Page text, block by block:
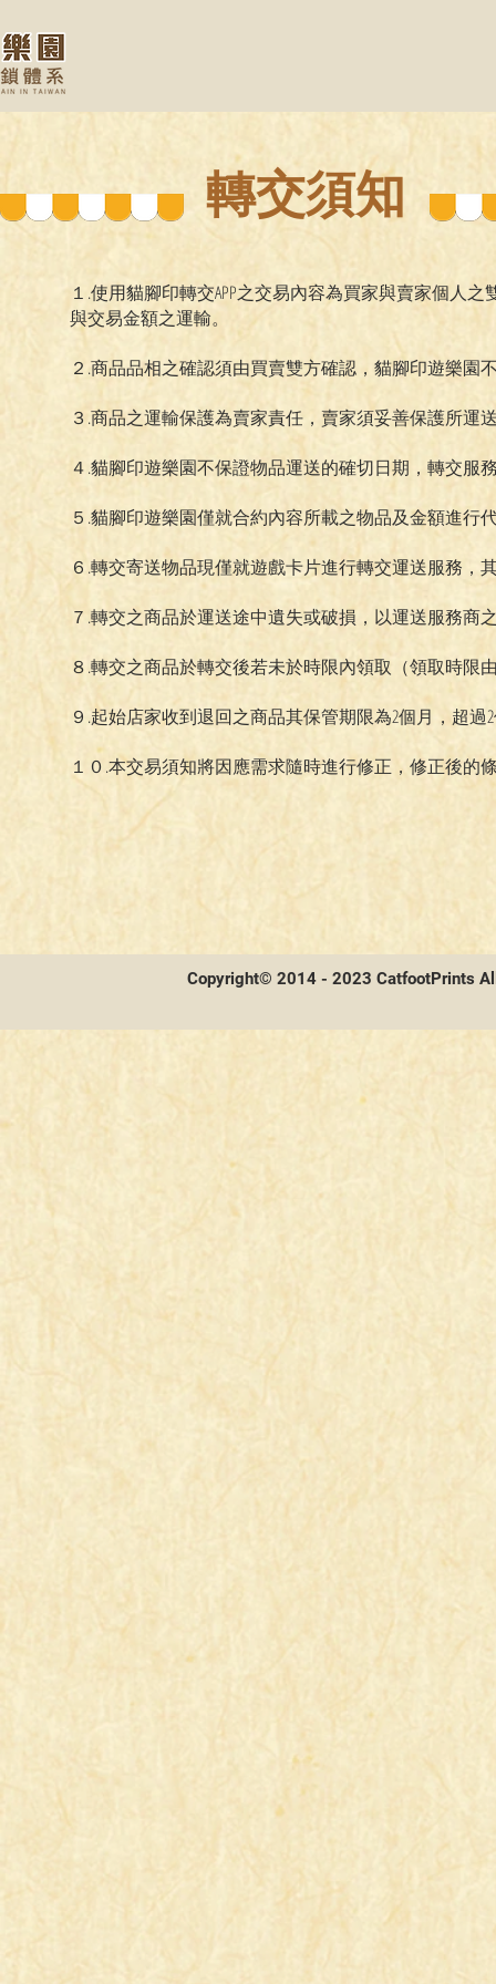
轉交須知
１.使用貓腳印轉交APP之交易內容為買家與賣家個人
與交易金額之運輸。
２.商品品相之確認須由買賣雙方確認，貓腳印遊樂園
３.商品之運輸保護為賣家責任，賣家須妥善保護所
４.貓腳印遊樂園不保證物品運送的確切日期，轉交服
５.貓腳印遊樂園僅就合約內容所載之物品及金額進
６.轉交寄送物品現僅就遊戲卡片進行轉交運送服務，
７.轉交之商品於運送途中遺失或破損，以運送服務商
８.轉交之商品於轉交後若未於時限內領取（領取時限
９.起始店家收到退回之商品其保管期限為2個月，超
１０.本交易須知將因應需求隨時進行修正，修正後的
Copyright© 2014 - 2023 CatfootPrints